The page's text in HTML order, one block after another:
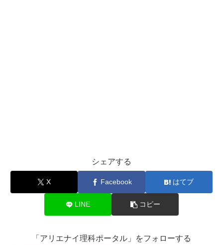
シェアする
X Facebook はてブ
LINE コピー
「アリエナイ理科ポータル」をフォローする